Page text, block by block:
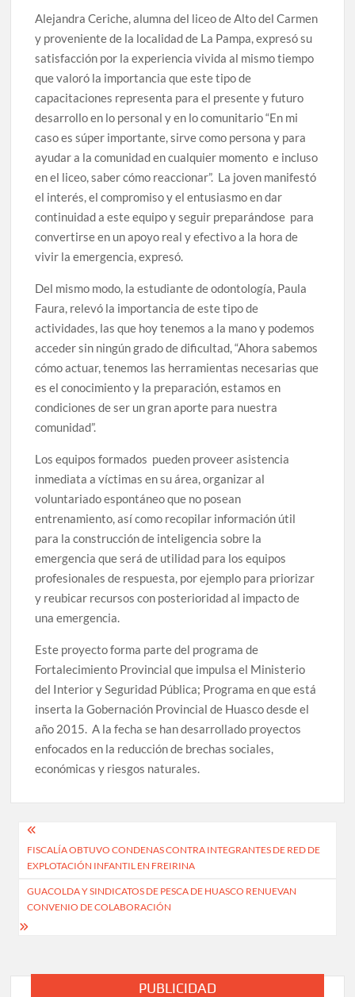
Alejandra Ceriche, alumna del liceo de Alto del Carmen
y proveniente de la localidad de La Pampa, expresó su
satisfacción por la experiencia vivida al mismo tiempo
que valoró la importancia que este tipo de
capacitaciones representa para el presente y futuro
desarrollo en lo personal y en lo comunitario “En mi
caso es súper importante, sirve como persona y para
ayudar a la comunidad en cualquier momento e incluso
en el liceo, saber cómo reaccionar”. La joven manifestó
el interés, el compromiso y el entusiasmo en dar
continuidad a este equipo y seguir preparándose para
convertirse en un apoyo real y efectivo a la hora de
vivir la emergencia, expresó.
Del mismo modo, la estudiante de odontología, Paula
Faura, relevó la importancia de este tipo de
actividades, las que hoy tenemos a la mano y podemos
acceder sin ningún grado de dificultad, “Ahora sabemos
cómo actuar, tenemos las herramientas necesarias que
es el conocimiento y la preparación, estamos en
condiciones de ser un gran aporte para nuestra
comunidad”.
Los equipos formados pueden proveer asistencia
inmediata a víctimas en su área, organizar al
voluntariado espontáneo que no posean
entrenamiento, así como recopilar información útil
para la construcción de inteligencia sobre la
emergencia que será de utilidad para los equipos
profesionales de respuesta, por ejemplo para priorizar
y reubicar recursos con posterioridad al impacto de
una emergencia.
Este proyecto forma parte del programa de
Fortalecimiento Provincial que impulsa el Ministerio
del Interior y Seguridad Pública; Programa en que está
inserta la Gobernación Provincial de Huasco desde el
año 2015. A la fecha se han desarrollado proyectos
enfocados en la reducción de brechas sociales,
económicas y riesgos naturales.
Navegación
de
entradas
FISCALÍA OBTUVO CONDENAS CONTRA INTEGRANTES DE RED DE
EXPLOTACIÓN INFANTIL EN FREIRINA
GUACOLDA Y SINDICATOS DE PESCA DE HUASCO RENUEVAN
CONVENIO DE COLABORACIÓN
PUBLICIDAD